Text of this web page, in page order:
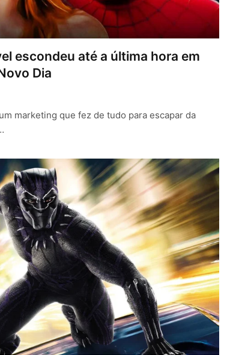
escondeu até a última hora em
Dia
marketing que fez de tudo para escapar da